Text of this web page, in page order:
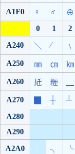
A1F0 ♀ ♂ ⊕
0
1 2
A240
＼ ∕ ﹨
A250 ㎜ ㎝ ㎞
A260 瓩 糎
A270 ┼ ┴
A280
A290
A2A0
╮ ╰